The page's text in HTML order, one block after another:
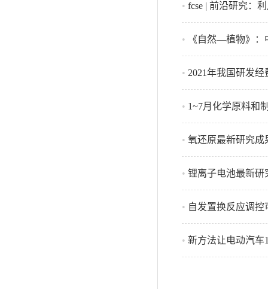
• fcse | 前沿研究：
• 《自然—植物》
• 2021年我国研发
• 1~7月化学原料和
• 氧还原最新研究成
• 锂离子电池最新研
• 自发置换反应调
• 新方法让电动汽车